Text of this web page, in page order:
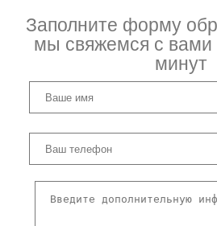
Заполните форму
мы свяжемся с вами
минут